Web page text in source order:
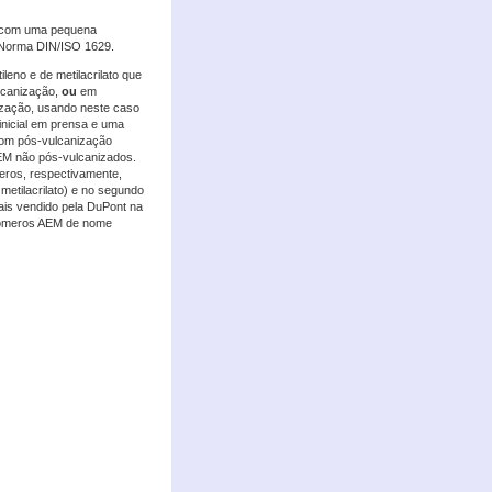
uma pequena
DIN/ISO 1629.
e de metilacrilato que
ou em
usando neste caso
em prensa e uma
pós-vulcanização
não pós-vulcanizados.
respectivamente,
e no segundo
vendido pela DuPont na
AEM de nome